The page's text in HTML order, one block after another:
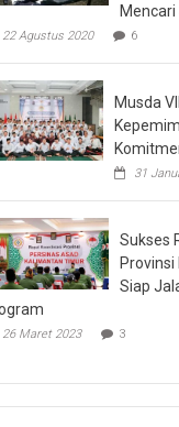
Mencari
22 Agustus 2020 6
Musda
31
Sukses
Siap
26 Maret 2023 3